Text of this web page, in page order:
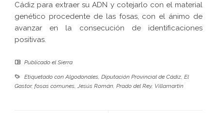
Cádiz para extraer su ADN y cotejarlo con el material
genético procedente de las fosas, con el ánimo de
avanzar en la consecución de identificaciones
positivas.
Publicado el Sierra
Etiquetado conAlgodonales, Diputación Provincial de Cádiz, El
Gastor, fosas comunes,Jesús Román, Prado del Rey, Villamartín